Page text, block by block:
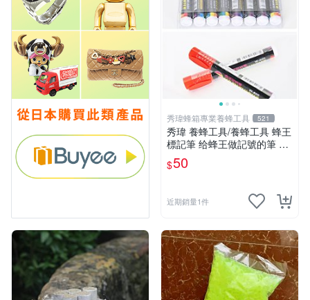
秀瑋蜂箱專業養蜂工具 521
秀瑋 養蜂工具/養蜂工具 蜂王
標記筆 给蜂王做記號的筆 出
口型不傷蜂 水性環保
$50
近期銷量1件